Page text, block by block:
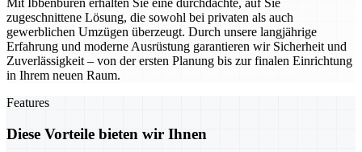
Mit Ibbenbüren erhalten Sie eine durchdachte, auf Sie
zugeschnittene Lösung, die sowohl bei privaten als auch
gewerblichen Umzügen überzeugt. Durch unsere langjährige
Erfahrung und moderne Ausrüstung garantieren wir Sicherheit und
Zuverlässigkeit – von der ersten Planung bis zur finalen Einrichtung
in Ihrem neuen Raum.
Features
Diese Vorteile bieten wir Ihnen